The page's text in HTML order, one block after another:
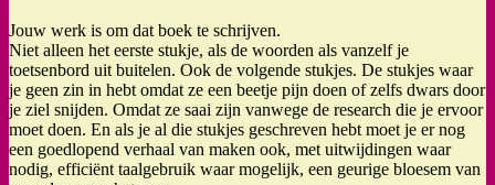
Jouw werk is om dat boek te schrijven.
Niet alleen het eerste stukje, als de woorden als vanzelf je
toetsenbord uit buitelen. Ook de volgende stukjes. De stukjes waar
je geen zin in hebt omdat ze een beetje pijn doen of zelfs dwars door
je ziel snijden. Omdat ze saai zijn vanwege de research die je ervoor
moet doen. En als je al die stukjes geschreven hebt moet je er nog
een goedlopend verhaal van maken ook, met uitwijdingen waar
nodig, efficiënt taalgebruik waar mogelijk, een geurige bloesem van